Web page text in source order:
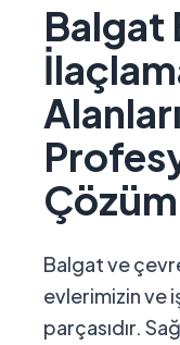
Balgat
Balgat ve
evlerimizin ve
parçasıdır.